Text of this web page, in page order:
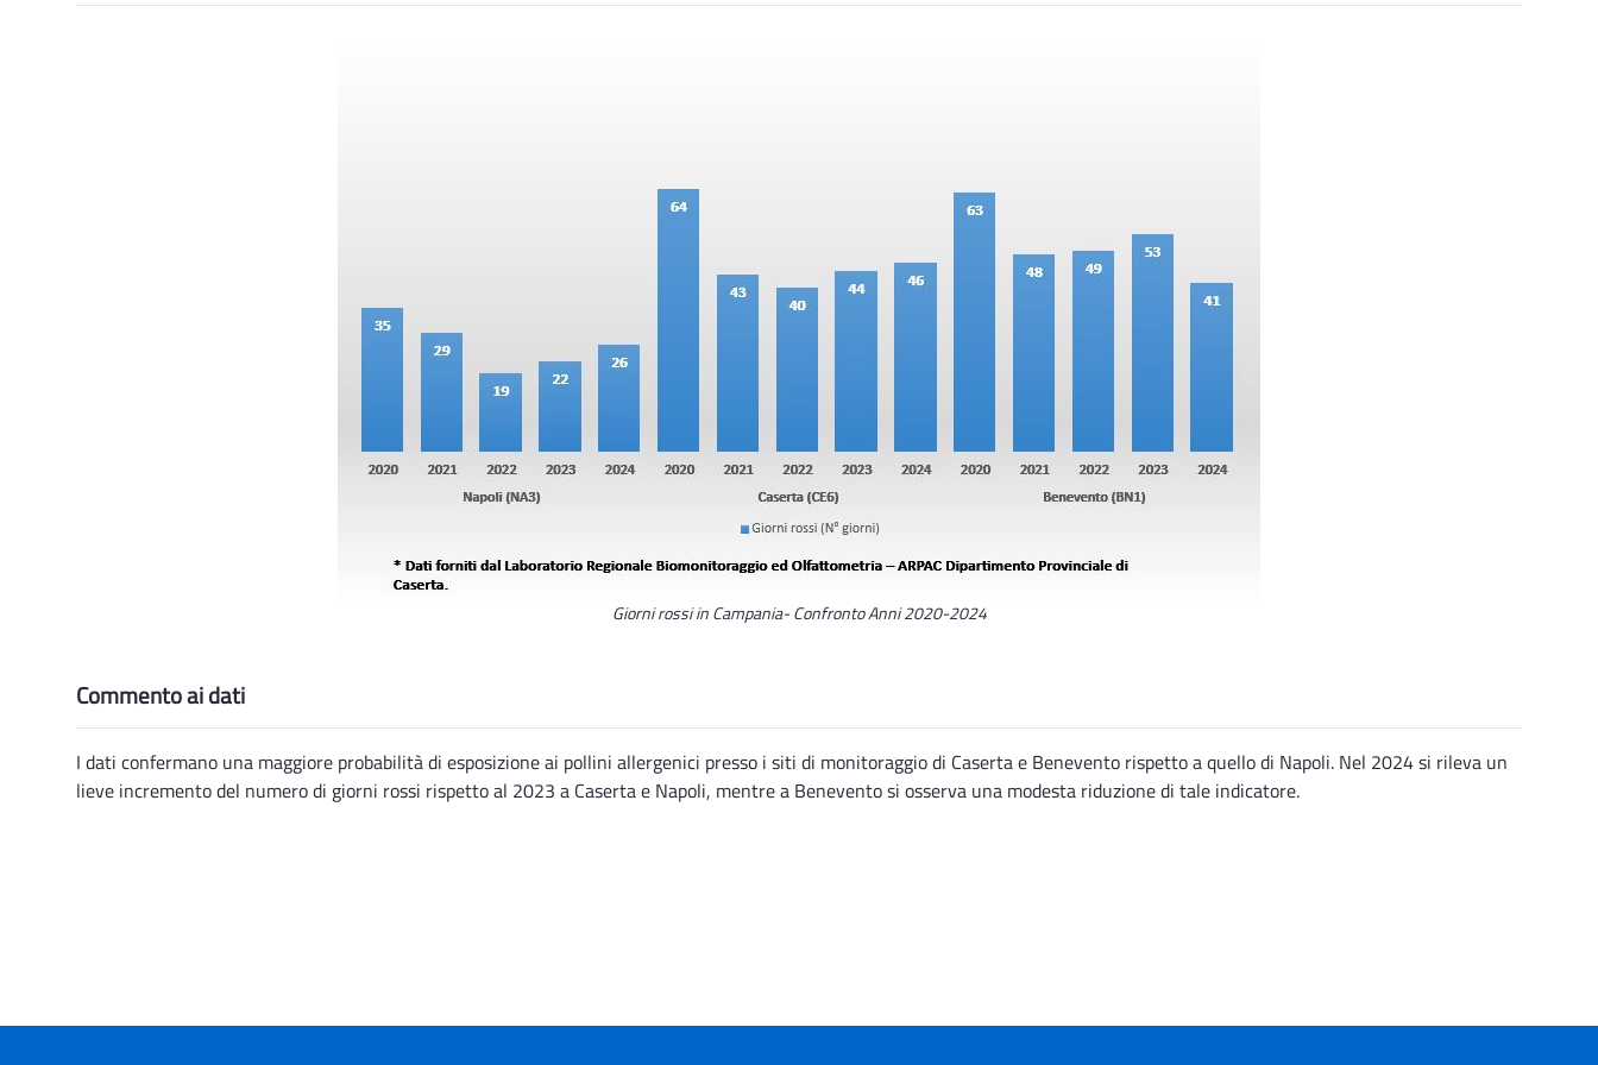
Giorni rossi in Campania- Confronto Anni 2020-2024
Commento ai dati
I dati confermano una maggiore probabilità di esposizione ai pollini allergenici presso i siti di monitoraggio di Caserta e Benevento rispetto a quello di Napoli. Nel 2024 si rileva un
lieve incremento del numero di giorni rossi rispetto al 2023 a Caserta e Napoli, mentre a Benevento si osserva una modesta riduzione di tale indicatore.